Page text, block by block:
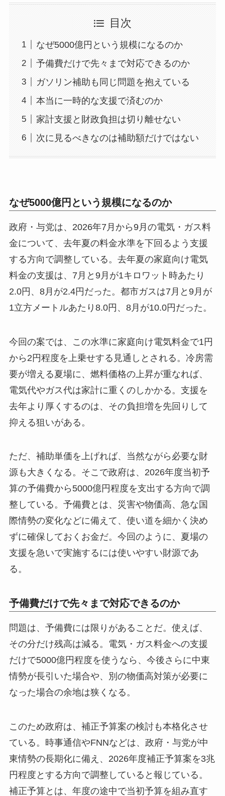
目次
なぜ5000億円という規模になるのか
予備費だけで先々まで対応できるのか
ガソリン補助も同じ問題を抱えている
本当に一時的な支援で済むのか
家計支援と財政負担は切り離せない
次に見るべきなのは補助額だけではない
なぜ5000億円という規模になるのか
政府・与党は、2026年7月から9月の電気・ガス料
金について、去年夏の料金水準を下回るよう支援
する方向で調整している。去年夏の家庭向け電気
料金の支援は、7月と9月が1キロワット時あたり
2.0円、8月が2.4円だった。都市ガスは7月と9月が
1立方メートルあたり8.0円、8月が10.0円だった。
今回の案では、この水準に家庭向け電気料金で1円
から2円程度を上乗せする見通しとされる。冷房需
要が増える夏場に、燃料価格の上昇が重なれば、
電気代やガス代は家計に重くのしかかる。支援を
去年より厚くするのは、その負担増を先回りして
抑える狙いがある。
ただ、補助単価を上げれば、当然ながら必要な財
源も大きくなる。そこで政府は、2026年度当初予
算の予備費から5000億円程度を支出する方向で調
整している。予備費とは、災害や物価高、急な国
際情勢の変化などに備えて、使い道を細かく決め
ずに確保しておくお金だ。今回のように、夏場の
支援を急いで実施するには使いやすい財源であ
る。
予備費だけで先々まで対応できるのか
問題は、予備費には限りがあることだ。使えば、
その分だけ残高は減る。電気・ガス料金への支援
だけで5000億円程度を使うなら、今後さらに中東
情勢が長引いた場合や、別の物価高対策が必要に
なった場合の余地は狭くなる。
このため政府は、補正予算案の検討も本格化させ
ている。時事通信やFNNなどは、政府・与党が中
東情勢の長期化に備え、2026年度補正予算案を3兆
円程度とする方向で調整していると報じている。
補正予算とは、年度の途中で当初予算を組み直す